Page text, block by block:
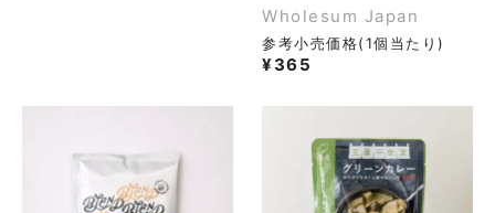
50g
Wholesum Japan
参考小売価格(1個当たり)
¥365